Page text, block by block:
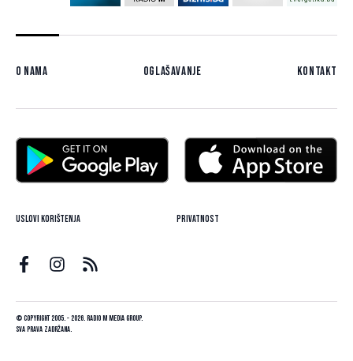
O nama Oglašavanje Kontakt
Uslovi korištenja Privatnost
© Copyright 2005. - 2026. Radio M Media Group.
Sva prava zadržana.